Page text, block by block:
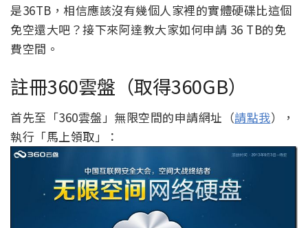
是36TB，相信應該沒有幾個人家裡的實體硬碟比這個
免空還大吧？接下來阿達教大家如何申請 36 TB的免
費空間。
註冊360雲盤（取得360GB）
首先至「360雲盤」無限空間的申請網址（請點我），
執行「馬上領取」：